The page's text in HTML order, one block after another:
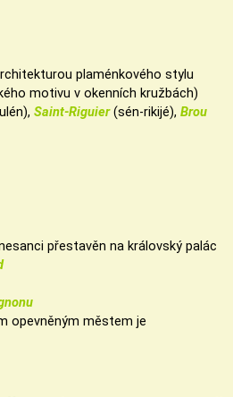
plaménkového stylu
motivu v okenních kružbách)
Saint-Riguier(sén-rikijé), Brou
přestavěn na královský palác
opevněným městem je